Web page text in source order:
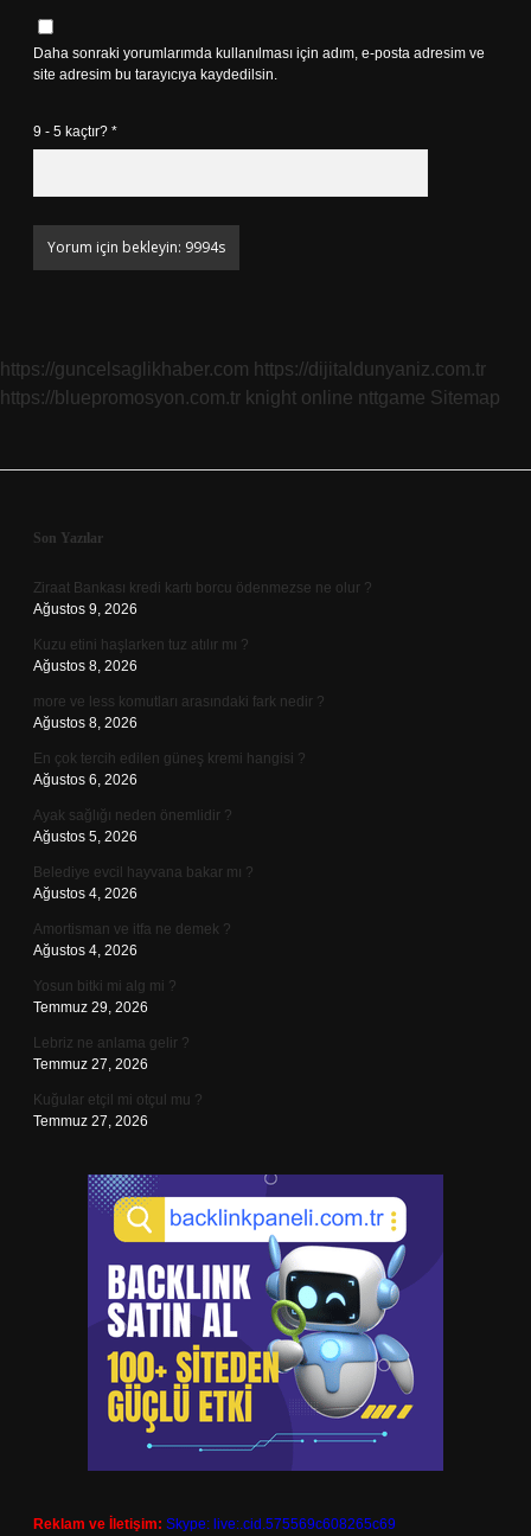
Daha sonraki yorumlarımda kullanılması için adım, e-posta adresim ve
site adresim bu tarayıcıya kaydedilsin.
9 - 5 kaçtır? *
https://guncelsaglikhaber.com https://dijitaldunyaniz.com.tr
https://bluepromosyon.com.tr knight online nttgame Sitemap
Sidebar
Son Yazılar
Ziraat Bankası kredi kartı borcu ödenmezse ne olur ?
Ağustos 9, 2026
Kuzu etini haşlarken tuz atılır mı ?
Ağustos 8, 2026
more ve less komutları arasındaki fark nedir ?
Ağustos 8, 2026
En çok tercih edilen güneş kremi hangisi ?
Ağustos 6, 2026
Ayak sağlığı neden önemlidir ?
Ağustos 5, 2026
Belediye evcil hayvana bakar mı ?
Ağustos 4, 2026
Amortisman ve itfa ne demek ?
Ağustos 4, 2026
Yosun bitki mi alg mi ?
Temmuz 29, 2026
Lebriz ne anlama gelir ?
Temmuz 27, 2026
Kuğular etçil mi otçul mu ?
Temmuz 27, 2026
Reklam ve İletişim: Skype: live:.cid.575569c608265c69